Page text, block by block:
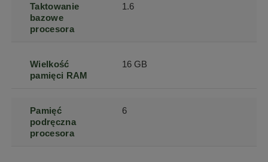
Taktowanie
bazowe
procesora
1.6
Wielkość
pamięci RAM
16 GB
Pamięć
podręczna
procesora
6